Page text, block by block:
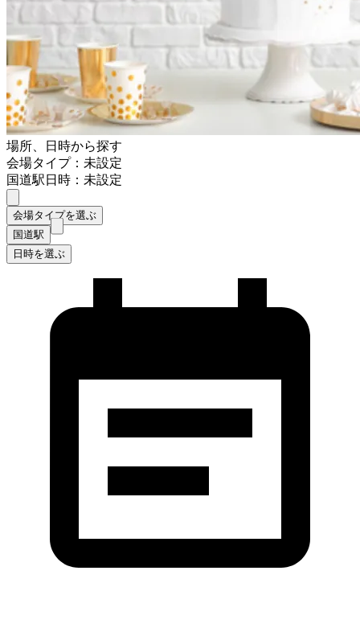
場所、日時から探す
会場タイプ：未設定
国道駅日時：未設定
会場タイプを選ぶ
国道駅
日時を選ぶ